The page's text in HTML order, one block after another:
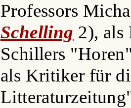
Professors
Schelling 2), als
Schillers
als Kritiker für